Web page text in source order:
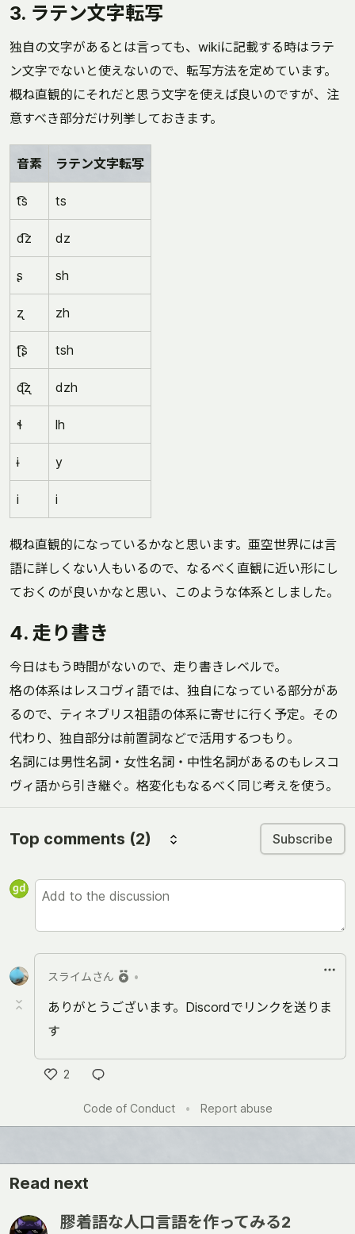
3. ラテン文字転写
独自の文字があるとは言っても、wikiに記載する時はラテ
ン文字でないと使えないので、転写方法を定めています。
概ね直観的にそれだと思う文字を使えば良いのですが、注
意すべき部分だけ列挙しておきます。
音素 ラテン文字転写
t͡s ts
d͡z dz
ʂ sh
ʐ zh
ʈ͡ʂ tsh
ɖ͡ʐ dzh
ɬ lh
ɨ y
i i
概ね直観的になっているかなと思います。亜空世界には言
語に詳しくない人もいるので、なるべく直観に近い形にし
ておくのが良いかなと思い、このような体系としました。
4. 走り書き
今日はもう時間がないので、走り書きレベルで。
格の体系はレスコヴィ語では、独自になっている部分があ
るので、ティネブリス祖語の体系に寄せに行く予定。その
代わり、独自部分は前置詞などで活用するつもり。
名詞には男性名詞・女性名詞・中性名詞があるのもレスコ
ヴィ語から引き継ぐ。格変化もなるべく同じ考えを使う。
Top comments (2) Subscribe
スライムさん •
ありがとうございます。Discordでリンクを送りま
す
2
ね
Code of Conduct • Report abuse
Read next
膠着語な人口言語を作ってみる2